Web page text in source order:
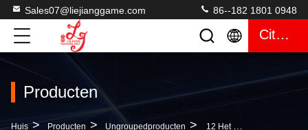
Sales07@liejianggame.com 86--182 1801 0948
Citaat
Producten
Huis > Producten > Ungroupedproducten > 12 Het Touche Screenroulette Van Spelertrinidad Het Gokken Machine 37/38 Gesteunde Gaten